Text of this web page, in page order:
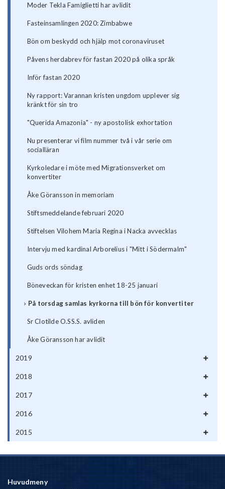
Moder Tekla Famiglietti har avlidit
Fasteinsamlingen 2020: Zimbabwe
Bön om beskydd och hjälp mot coronaviruset
Påvens herdabrev för fastan 2020 på olika språk
Inför fastan 2020
Ny rapport: Varannan kristen ungdom upplever sig
kränkt för sin tro
"Querida Amazonia" - ny apostolisk exhortation
Nu presenterar vi film nummer två i vår serie om
socialläran
Kyrkoledare i möte med Migrationsverket om
konvertiter
Åke Göransson in memoriam
Stiftsmeddelande februari 2020
Stiftelsen Vilohem Maria Regina i Nacka avvecklas
Intervju med kardinal Arborelius i "Mitt i Södermalm"
Guds ords söndag
Böneveckan för kristen enhet 18-25 januari
På torsdag samlas kyrkorna till bön för konvertiter
Sr Clotilde O.SS.S. avliden
Åke Göransson har avlidit
2019
2018
2017
2016
2015
Huvudmeny